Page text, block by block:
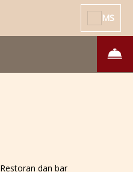
MS
Restoran dan bar